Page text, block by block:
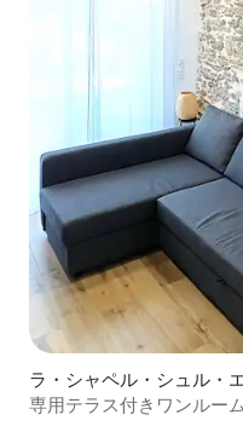
ラ・シャペル・シュル・
ン・アパート
専用テラス付きワンルー